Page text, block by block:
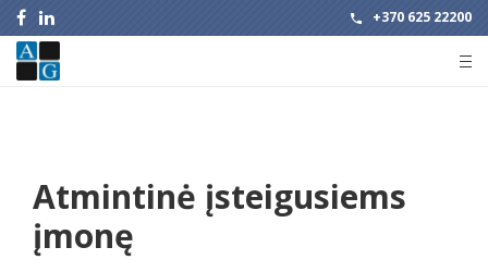
+370 625 22200
Atmintinė įsteigusiems
įmonę